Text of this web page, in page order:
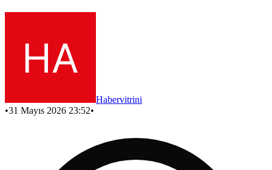
Habervitrini
•31 Mayıs 2026 23:52•